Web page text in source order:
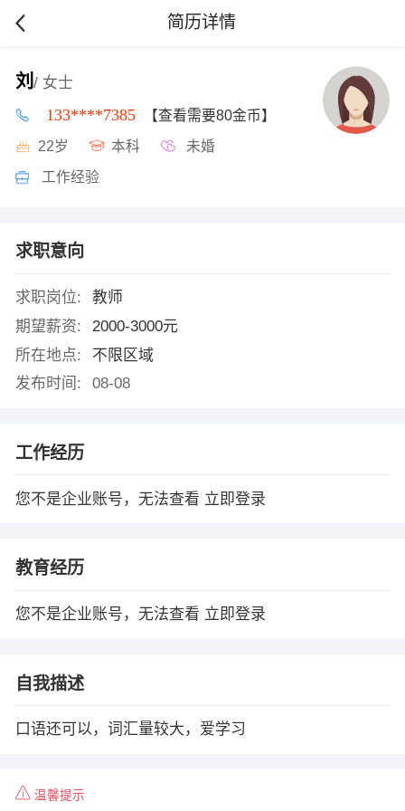
简历详情
刘 / 女士
133****7385 【查看需要80金币】
22岁 本科 未婚
工作经验
求职意向
求职岗位:
教师
期望薪资:
2000-3000元
所在地点:
不限区域
发布时间:
08-08
工作经历
您不是企业账号，无法查看 立即登录
教育经历
您不是企业账号，无法查看 立即登录
自我描述
口语还可以，词汇量较大，爱学习
温馨提示